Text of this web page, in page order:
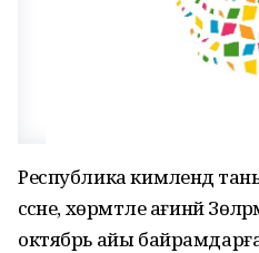
Республика кимәлендә
сәсәне, хөрмәтле ағинәй
октябрь айы байрамдарға